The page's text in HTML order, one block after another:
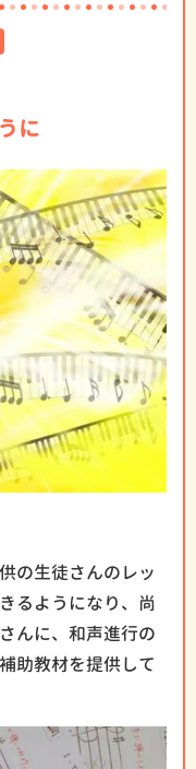
に
の生徒さんのレッ
るようになり、尚
んに、和声進行の
助教材を提供して